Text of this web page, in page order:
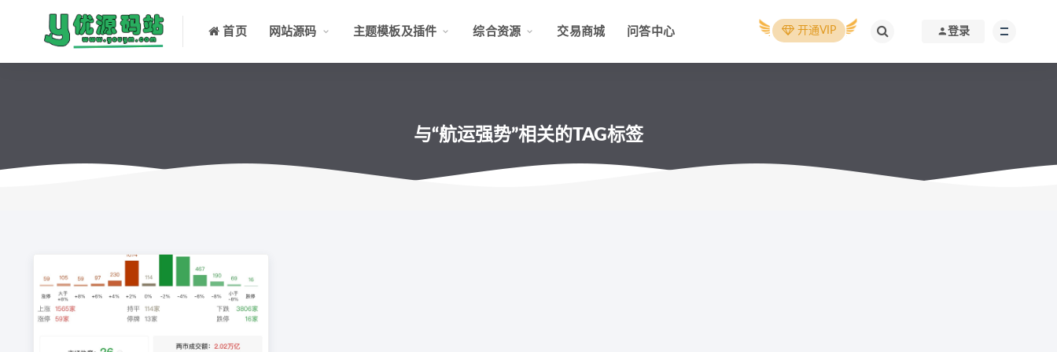
首页 网站源码 主题模板及插件 综合资源 交易商城 问答中心 开通VIP 登录
与“航运强势”相关的TAG标签